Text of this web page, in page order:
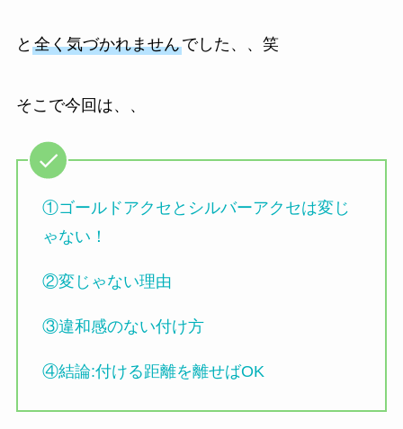
と 全く気づかれませんでした、、笑
そこで今回は、、
①ゴールドアクセとシルバーアクセは変じ
ゃない！
②変じゃない理由
③違和感のない付け方
④結論:付ける距離を離せばOK